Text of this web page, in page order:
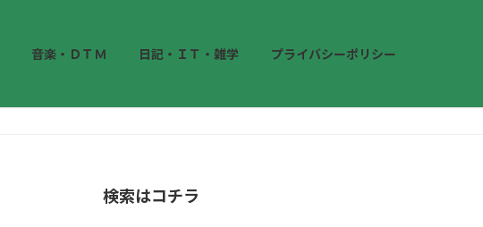
音楽・ＤＴＭ 日記・ＩＴ・雑学 プライバシーポリシー
検索はコチラ